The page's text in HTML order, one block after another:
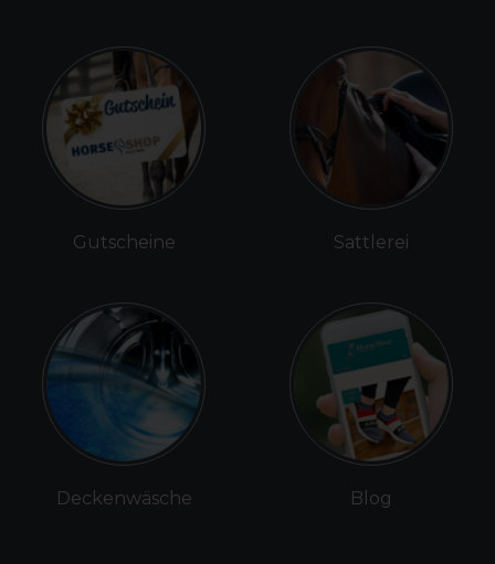
Gutscheine
Deckenwäsche
Sattlerei
Blog